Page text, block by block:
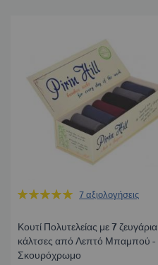
Βαθμολογία:
7 αξιολογήσεις
Κουτί Πολυτελείας με 7 ζευγάρια
κάλτσες από Λεπτό Μπαμπού -
Σκουρόχρωμο